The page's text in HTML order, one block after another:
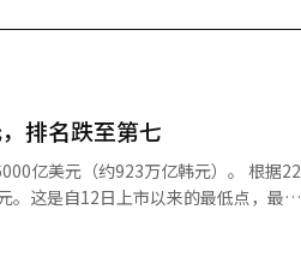
排名跌至第七
元（约923万亿韩元）。 根据22
。这是自12日上市以来的最低点，最近